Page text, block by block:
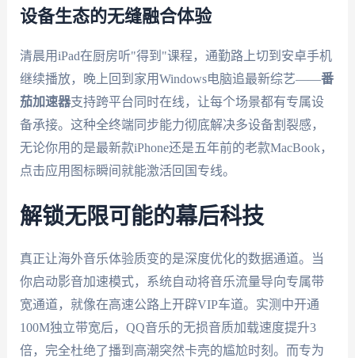
设备生态的无缝融合体验
清晨用iPad在厨房听"得到"课程，通勤路上切到安卓手机
继续播放，晚上回到家用Windows电脑追最新综艺——番
茄加速器支持跨平台同时在线，让每个场景都有专属设
备承接。这种全终端同步能力彻底解决多设备割裂感，
无论你用的是最新款iPhone还是五年前的老款MacBook，
点击应用图标瞬间就能激活回国专线。
解锁无限可能的幕后科技
真正让海外音乐体验质变的是深度优化的数据通道。当
你启动影音加速模式，系统自动将音乐流量导向专属带
宽通道，就像在高速公路上开辟VIP车道。实测中开通
100M独立带宽后，QQ音乐的无损音质加载速度提升3
倍，完全杜绝了播到高潮突然卡壳的尴尬时刻。而专为